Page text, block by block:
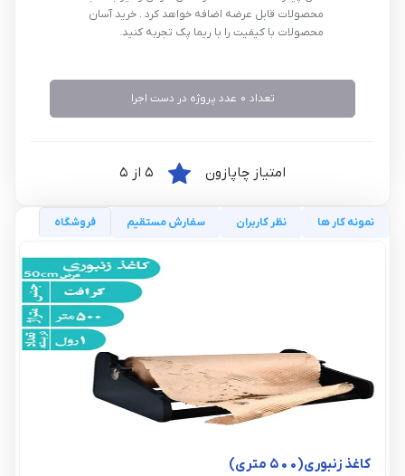
محصولات قابل عرضه اضافه خواهد کرد . خرید آسان
محصولات با کیفیت را با ریما پک تجربه کنید.
تعداد 0 عدد پروژه در دست اجرا
امتیاز چاپازون
نمونه کار ها نظر کاربران سفارش مستقیم فروشگاه
کاغذ زنبوری(۵۰۰ متری)